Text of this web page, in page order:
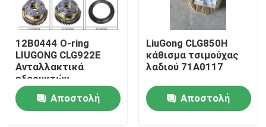
Αρχική Σελίδα
Προϊόντα
12Β0444 Ο-ring
LIUGONG CLG922E
Ανταλλακτικά
εξορυκτών
Αποστολή
LiuGong CLG850H
κάθισμα τσιμούχας
λαδιού 71A0117
Αποστολή